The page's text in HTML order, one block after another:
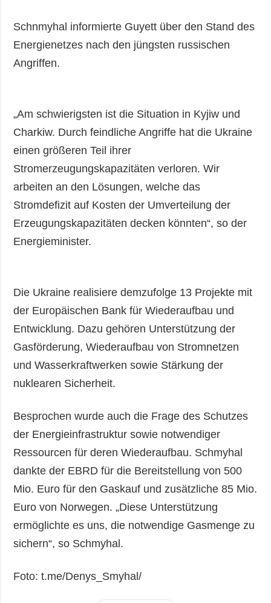
Schnmyhal informierte Guyett über den Stand des
Energienetzes nach den jüngsten russischen
Angriffen.
„Am schwierigsten ist die Situation in Kyjiw und
Charkiw. Durch feindliche Angriffe hat die Ukraine
einen größeren Teil ihrer
Stromerzeugungskapazitäten verloren. Wir
arbeiten an den Lösungen, welche das
Stromdefizit auf Kosten der Umverteilung der
Erzeugungskapazitäten decken könnten“, so der
Energieminister.
Die Ukraine realisiere demzufolge 13 Projekte mit
der Europäischen Bank für Wiederaufbau und
Entwicklung. Dazu gehören Unterstützung der
Gasförderung, Wiederaufbau von Stromnetzen
und Wasserkraftwerken sowie Stärkung der
nuklearen Sicherheit.
Besprochen wurde auch die Frage des Schutzes
der Energieinfrastruktur sowie notwendiger
Ressourcen für deren Wiederaufbau. Schmyhal
dankte der EBRD für die Bereitstellung von 500
Mio. Euro für den Gaskauf und zusätzliche 85 Mio.
Euro von Norwegen. „Diese Unterstützung
ermöglichte es uns, die notwendige Gasmenge zu
sichern“, so Schmyhal.
Foto: t.me/Denys_Smyhal/